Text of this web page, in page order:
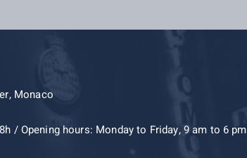
Monaco
/ Opening hours: Monday to Friday, 9 am to 6 pm